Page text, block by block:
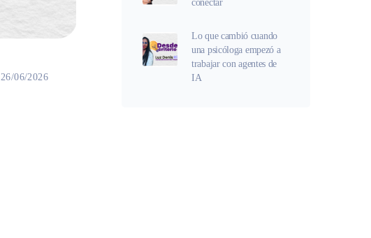
26/06/2026
conectar
Lo que cambió cuando
una psicóloga empezó a
trabajar con agentes de
IA